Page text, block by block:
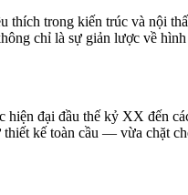
thích trong kiến trúc và nội
chỉ là sự giản lược về
hiện đại đầu thế kỷ XX đến
kế toàn cầu — vừa chặt